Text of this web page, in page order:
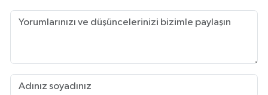
Kilis Müftülüğü
Kırklareli Müftülüğü